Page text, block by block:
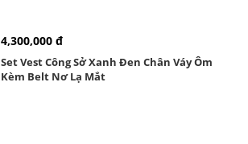
4,300,000 đ
Set Vest Công Sở Xanh Đen Chân Váy Ôm
Kèm Belt Nơ Lạ Mắt